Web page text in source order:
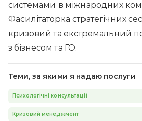
системами в міжнародних
Фасилітаторка стратегічних
кризовий та екстремальний
з бізнесом та ГО.
Теми, за якими я надаю послуги
Психологічні консультації
Кризовий менеджмент